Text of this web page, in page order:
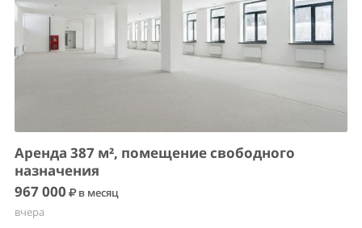
Аренда 387 м², помещение свободного
назначения
967 000
в месяц
вчера